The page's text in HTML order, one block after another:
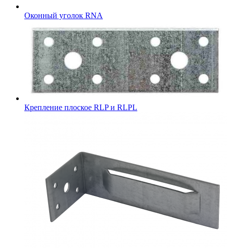
Оконный уголок RNA
Крепление плоское RLP и RLPL